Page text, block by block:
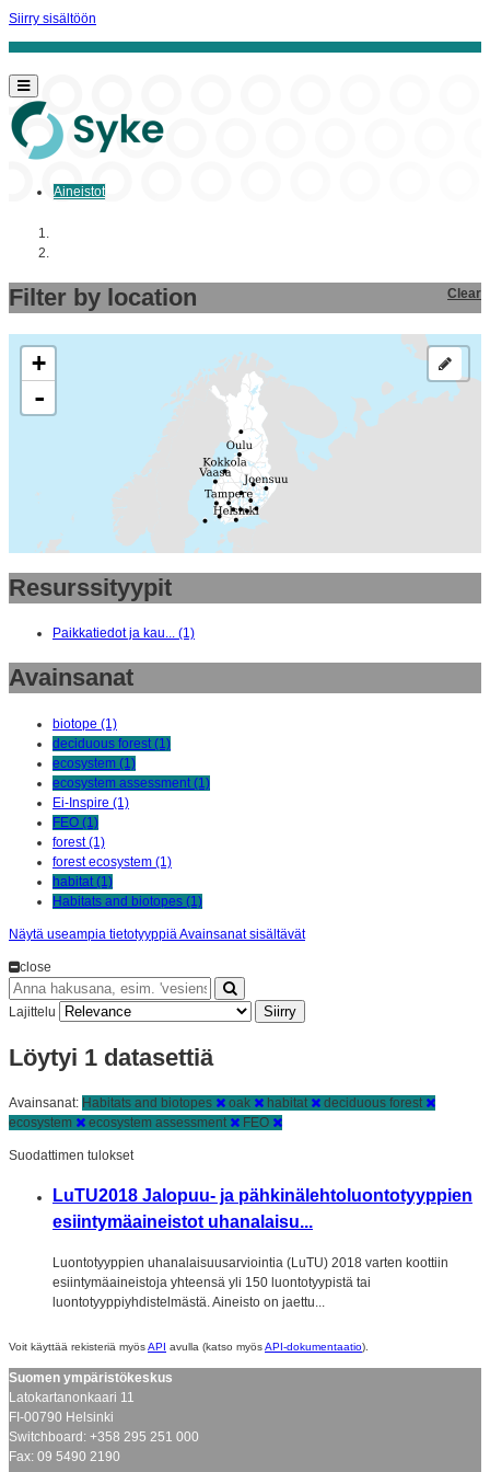
Siirry sisältöön
Aineistot
Filter by location Clear
+
-
Resurssityypit
Paikkatiedot ja kau... (1)
Avainsanat
biotope (1)
deciduous forest (1)
ecosystem (1)
ecosystem assessment (1)
Ei-Inspire (1)
FEO (1)
forest (1)
forest ecosystem (1)
habitat (1)
Habitats and biotopes (1)
Näytä useampia tietotyyppiä Avainsanat sisältävät
close
Lajittelu Siirry
Löytyi 1 datasettiä
Avainsanat: Habitats and biotopes oak habitat
deciduous forest
ecosystem
ecosystem assessment FEO
Suodattimen tulokset
LuTU2018 Jalopuu- ja pähkinälehtoluontotyyppien
esiintymäaineistot uhanalaisu...
Luontotyyppien uhanalaisuusarviointia (LuTU) 2018 varten koottiin
esiintymäaineistoja yhteensä yli 150 luontotyypistä tai
luontotyyppiyhdistelmästä. Aineisto on jaettu...
Voit käyttää rekisteriä myösAPI avulla (katso myösAPI-dokumentaatio).
Suomen ympäristökeskus
Latokartanonkaari 11
FI-00790 Helsinki
Switchboard: +358 295 251 000
Fax: 09 5490 2190